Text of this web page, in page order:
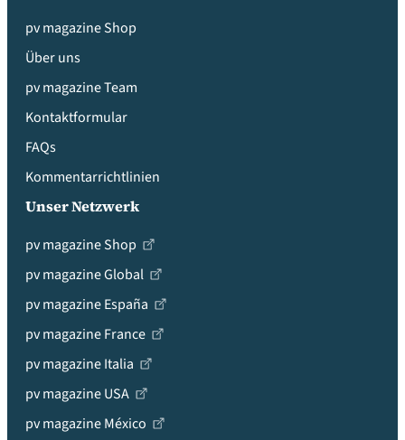
pv magazine Shop
Über uns
pv magazine Team
Kontaktformular
FAQs
Kommentarrichtlinien
Unser Netzwerk
pv magazine Shop
pv magazine Global
pv magazine España
pv magazine France
pv magazine Italia
pv magazine USA
pv magazine México